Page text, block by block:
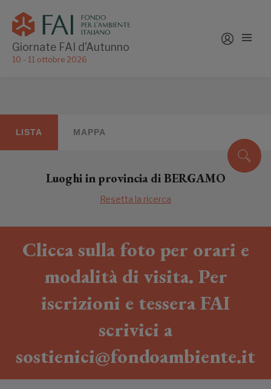
Giornate FAI d'Autunno
10 - 11 ottobre 2026
LISTA MAPPA
Luoghi in provincia di BERGAMO
Resetta la ricerca
Clicca sulla foto per orari e
modalità di visita. Per
iscrizioni e tessera FAI
scrivici a
sostienici@fondoambiente.it